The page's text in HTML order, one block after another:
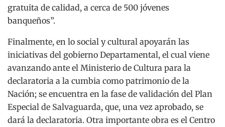
gratuita de calidad, a cerca de 500 jóvenes
banqueños”.
Finalmente, en lo social y cultural apoyarán las
iniciativas del gobierno Departamental, el cual viene
avanzando ante el Ministerio de Cultura para la
declaratoria a la cumbia como patrimonio de la
Nación; se encuentra en la fase de validación del Plan
Especial de Salvaguarda, que, una vez aprobado, se
dará la declaratoria. Otra importante obra es el Centro